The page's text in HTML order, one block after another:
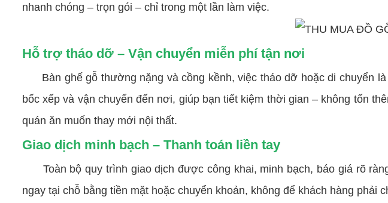
nhanh chóng – trọn gói – chỉ trong một lần làm việc.
Hỗ trợ tháo dỡ – Vận chuyển miễn phí tận nơi
Bàn ghế gỗ thường nặng và cồng kềnh, việc tháo dỡ hoặc di chuyển
bốc xếp và vận chuyển đến nơi, giúp bạn tiết kiệm thời gian – không tốn
quán ăn muốn thay mới nội thất.
Giao dịch minh bạch – Thanh toán liền tay
Toàn bộ quy trình giao dịch được công khai, minh bạch, báo giá rõ
ngay tại chỗ bằng tiền mặt hoặc chuyển khoản, không để khách hàng phải